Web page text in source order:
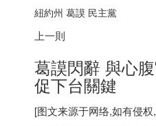
紐約州 葛謨 民主黨
上一則
葛謨閃辭 與心
促下台關鍵
[图文来源于网络,如有侵